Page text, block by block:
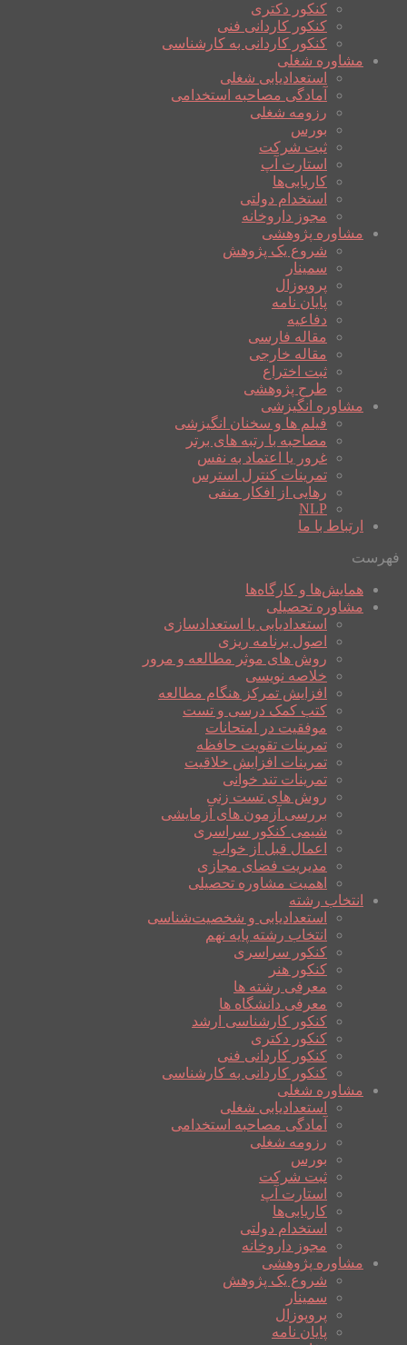
کنکور دکتری
کنکور کاردانی فنی
کنکور کاردانی به کارشناسی
مشاوره شغلی
استعدادیابی شغلی
آمادگی مصاحبه استخدامی
رزومه شغلی
بورس
ثبت شرکت
استارت آپ
کاریابی‌ها
استخدام دولتی
مجوز داروخانه
مشاوره پژوهشی
شروع یک پژوهش
سمینار
پروپوزال
پایان نامه
دفاعیه
مقاله فارسی
مقاله خارجی
ثبت اختراع
طرح پژوهشی
مشاوره انگیزشی
فیلم ها و سخنان انگیزشی
مصاحبه با رتبه های برتر
غرور یا اعتماد به نفس
تمرینات کنترل استرس
رهایی از افکار منفی
NLP
ارتباط با ما
فهرست
همایش‌ها و کارگاه‌ها
مشاوره تحصیلی
استعدادیابی یا استعدادسازی
اصول برنامه ریزی
روش های موثر مطالعه و مرور
خلاصه نویسی
افزایش تمرکز هنگام مطالعه
کتب کمک درسی و تست
موفقیت در امتحانات
تمرینات تقویت حافظه
تمرینات افزایش خلاقیت
تمرینات تند خوانی
روش های تست زنی
بررسی آزمون های آزمایشی
شیمی کنکور سراسری
اعمال قبل از خواب
مدیریت فضای مجازی
اهمیت مشاوره تحصیلی
انتخاب رشته
استعدادیابی و شخصیت‌شناسی
انتخاب رشته پایه نهم
کنکور سراسری
کنکور هنر
معرفی رشته ها
معرفی دانشگاه ها
کنکور کارشناسی ارشد
کنکور دکتری
کنکور کاردانی فنی
کنکور کاردانی به کارشناسی
مشاوره شغلی
استعدادیابی شغلی
آمادگی مصاحبه استخدامی
رزومه شغلی
بورس
ثبت شرکت
استارت آپ
کاریابی‌ها
استخدام دولتی
مجوز داروخانه
مشاوره پژوهشی
شروع یک پژوهش
سمینار
پروپوزال
پایان نامه